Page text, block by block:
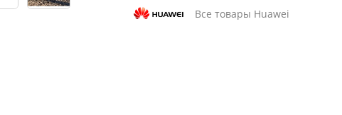
Все товары Huawei